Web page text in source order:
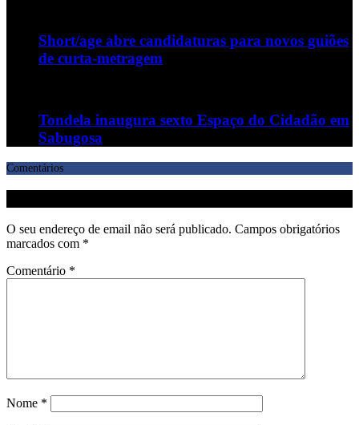
Short/age abre candidaturas para novos guiões
de curta-metragem
Tondela inaugura sexto Espaço do Cidadão em
Sabugosa
Comentários
O seu endereço de email não será publicado. Campos obrigatórios
marcados com *
Comentário *
Nome *